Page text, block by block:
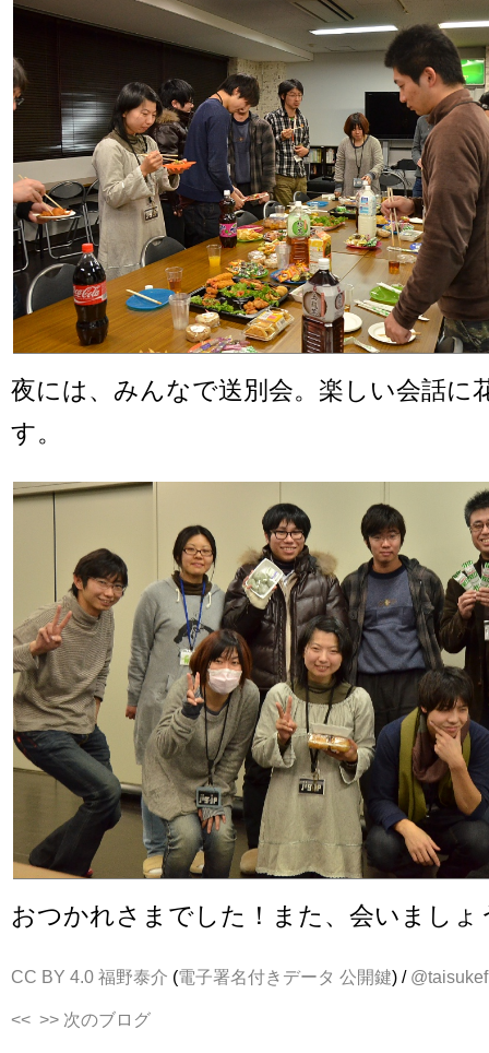
夜には、みんなで送別会。楽しい会話に
す。
おつかれさまでした！また、会いましょ
CC BY 4.0 福野泰介 (電子署名付きデータ 公開鍵) / @taisukef
<< >> 次のブログ